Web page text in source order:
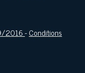
2016-Conditions